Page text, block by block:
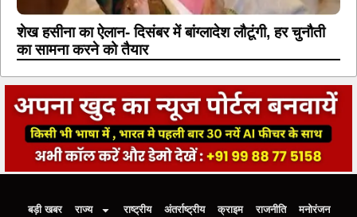
शेख हसीना का ऐलान- दिसंबर में बांग्लादेश लौटूंगी, हर चुनौती
का सामना करने को तैयार
बड़ी खबर राज्य राष्ट्रीय अंतर्राष्ट्रीय क्राइम राजनीति
मनोरंजन